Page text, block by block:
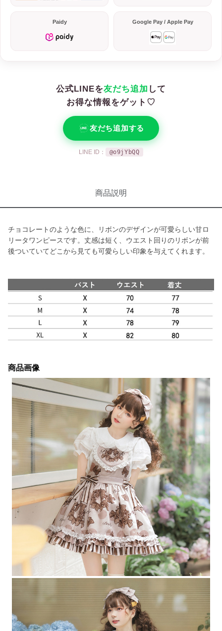
Paidy Google Pay / Apple Pay
公式LINEを友だち追加 して
お得な情報をゲット♡
友だち追加する
LINE ID： @o9jYbQQ
商品説明
チョコレートのような色に、リボンのデザインが可愛らしい甘ロ
リータワンピースです。丈感は短く、ウエスト回りのリボンが前
後ついていてどこから見ても可愛らしい印象を与えてくれます。
商品画像